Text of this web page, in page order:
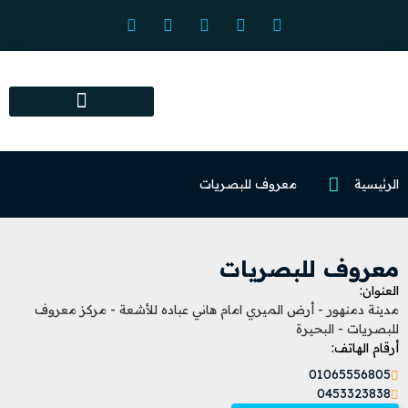
الرئيسية معروف للبصريات
معروف للبصريات
العنوان:
مدينة دمنهور - أرض الميري امام هاني عباده للأشعة - مركز معروف
للبصريات - البحيرة
أرقام الهاتف:
01065556805
0453323838